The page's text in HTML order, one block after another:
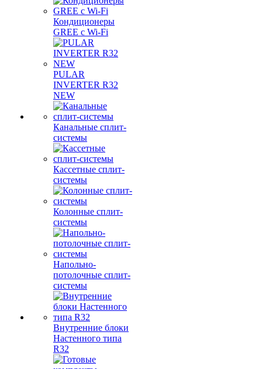
Кондиционеры
GREE с Wi-Fi
PULAR
INVERTER R32
NEW
Канальные сплит-
системы
Кассетные сплит-
системы
Колонные сплит-
системы
Напольно-
потолочные сплит-
системы
Внутренние блоки
Настенного типа
R32